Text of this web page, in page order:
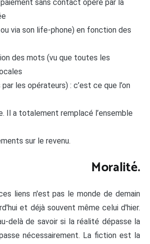
sans contact opéré par la
via son life-phone) en fonction des
des mots (vu que toutes les
les opérateurs) : c’est ce que l’on
Il a totalement remplacé l’ensemble
sur le revenu.
Moralité.
liens n'est pas le monde de demain
et déjà souvent même celui d'hier.
delà de savoir si la réalité dépasse la
nécessairement. La fiction est la